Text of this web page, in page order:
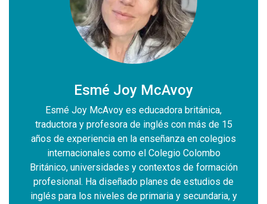
Esmé Joy McAvoy
Esmé Joy McAvoy es educadora británica,
traductora y profesora de inglés con más de 15
años de experiencia en la enseñanza en colegios
internacionales como el Colegio Colombo
Británico, universidades y contextos de formación
profesional. Ha diseñado planes de estudios de
inglés para los niveles de primaria y secundaria, y